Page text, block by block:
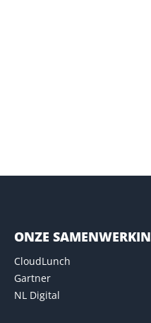
ONZE
CloudLunch
Gartner
NL Digital